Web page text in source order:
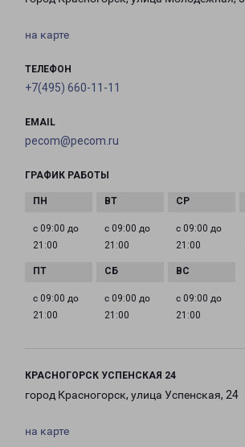
на карте
ТЕЛЕФОН
+7(495) 660-11-11
EMAIL
pecom@pecom.ru
ГРАФИК РАБОТЫ
с 09:00 до
21:00
с 09:00 до
21:00
с 09:00 до
21:00
с 09:00 до
21:00
с 09:00 до
21:00
с 09:00 до
21:00
КРАСНОГОРСК УСПЕНСКАЯ 24
город Красногорск, улица Успенская, 24
на карте